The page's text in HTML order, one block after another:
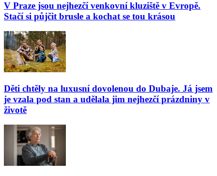
V Praze jsou nejhezčí venkovní kluziště v Evropě.
Stačí si půjčit brusle a kochat se tou krásou
Děti chtěly na luxusní dovolenou do Dubaje. Já jsem
je vzala pod stan a udělala jim nejhezčí prázdniny v
životě